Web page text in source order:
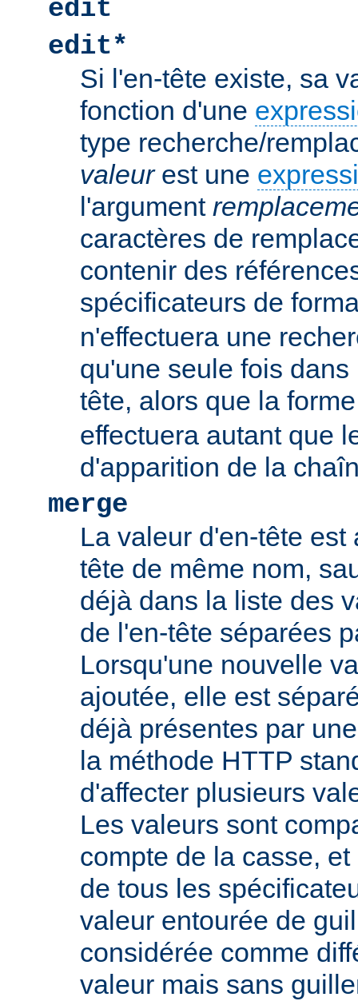
edit
edit*
Si l'en-tête existe, sa
fonction d'une
type recherche/
valeurest une
l'argument
caractères de
contenir des
spécificateurs de
n'effectuera une
qu'une seule fois
tête, alors que la
effectuera autant que
d'apparition de la
merge
La valeur d'en-tête est
tête de même nom,
déjà dans la liste des
de l'en-tête séparées
Lorsqu'une nouvelle
ajoutée, elle est
déjà présentes par
la méthode HTTP
d'affecter plusieurs
Les valeurs sont
compte de la casse,
de tous les
valeur entourée de
considérée comme
valeur mais sans